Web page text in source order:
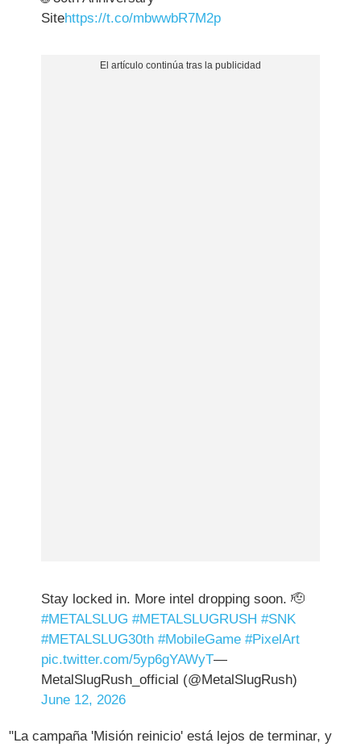
Sitehttps://t.co/mbwwbR7M2p
Stay locked in. More intel dropping soon. 🫡
#METALSLUG #METALSLUGRUSH #SNK
#METALSLUG30th #MobileGame #PixelArt
pic.twitter.com/5yp6gYAWyT—
MetalSlugRush_official (@MetalSlugRush)
June 12, 2026
"La campaña 'Misión reinicio' está lejos de terminar, y